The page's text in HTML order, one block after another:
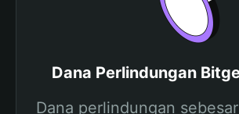
Dana Perlindungan
Dana perlindungan